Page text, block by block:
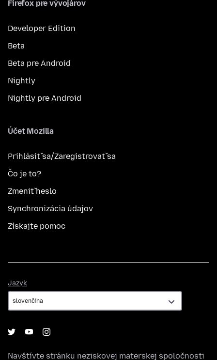
Firefox pre vývojárov
Developer Edition
Beta
Beta pre Android
Nightly
Nightly pre Android
Účet Mozilla
Prihlásiť sa/Zaregistrovať sa
Čo je to?
Zmeniť heslo
Synchronizácia údajov
Získajte pomoc
Jazyk
Navštívte stránku neziskovej materskej spoločnosti